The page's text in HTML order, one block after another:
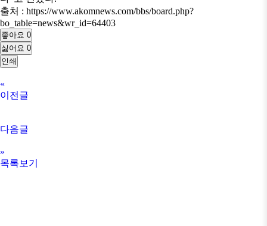
출처 : https://www.akomnews.com/bbs/board.php?
bo_table=news&wr_id=64403
좋아요 0
싫어요 0
인쇄
«
이전글
다음글
»
목록보기